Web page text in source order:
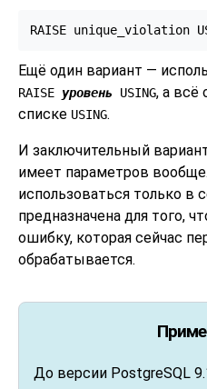
RAISE unique_violation
Ещё один вариант —
RAISE уровень USING, а всё
списке USING.
И заключительный
имеет параметров
использоваться только в
предназначена для того,
ошибку, которая сейчас
обрабатывается.
До версии PostgreSQL